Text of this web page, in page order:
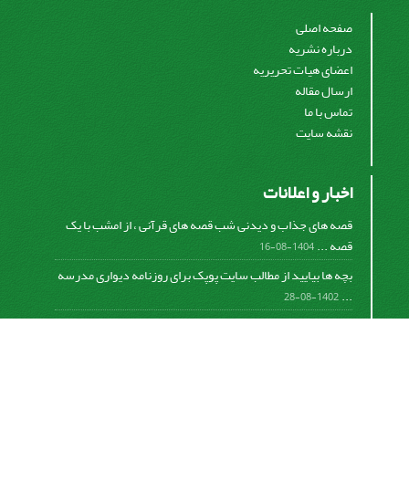
صفحه اصلی
درباره نشریه
اعضای هیات تحریریه
ارسال مقاله
تماس با ما
نقشه سایت
اخبار و اعلانات
قصه های جذاب و دیدنی شب قصه های قرآنی ، از امشب با یک
قصه ...1404-08-16
بچه ها بیایید از مطالب سایت پوپک برای روزنامه دیواری مدرسه
...
1402-08-28